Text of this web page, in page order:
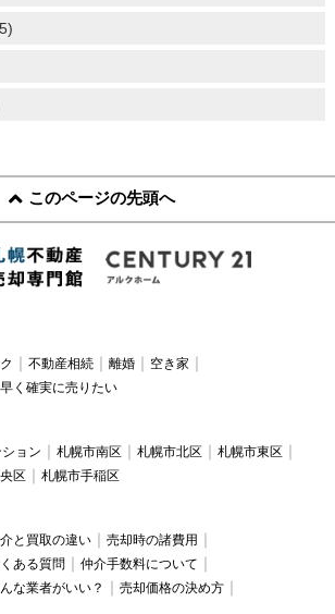
このページの先頭へ
不動産相続 離婚
空き家
早く確実に売りたい
ョン 札幌市南区 札幌市北区
札幌市東区
区 札幌市手稲区
と買取の違い
売却時の諸費用
ある質問
仲介手数料について
な業者がいい？
売却価格の決め方